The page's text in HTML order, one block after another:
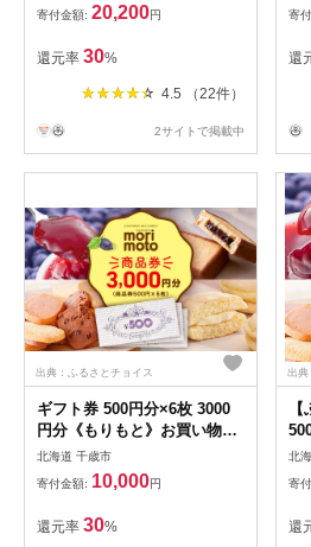
寄付金額: 20,200円
還元率 30%
4.5 （22件）
2サイトで掲載中
寄
還
出典：ふるさとチョイス
ギフト券 500円分×6枚 3000
円分《もりもと》お買い物
券 商品券 贈り物 お菓子 ス
イーツ【北海道】
北海道 千歳市
寄付金額: 10,000円
還元率 30%
出典
り
歳
北
寄
還